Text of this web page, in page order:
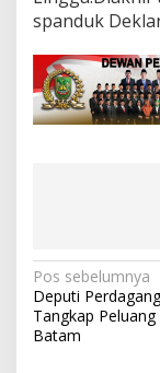
spanduk
N
a
v
Pos sebelumnya
Deputi
Tangkap Peluang
Batam